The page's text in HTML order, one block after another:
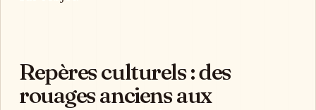
Repères culturels : des
rouages anciens aux